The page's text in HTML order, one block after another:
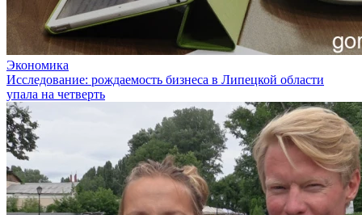
Экономика
Исследование: рождаемость бизнеса в Липецкой области
упала на четверть